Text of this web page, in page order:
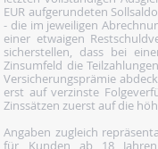
EUR aufgerundeten
- die im jeweiligen
einer etwaigen
sicherstellen, dass bei
Zinsumfeld die
Versicherungsprämie
erst auf verzinste
Zinssätzen zuerst auf die
Angaben zugleich
für Kunden ab 18